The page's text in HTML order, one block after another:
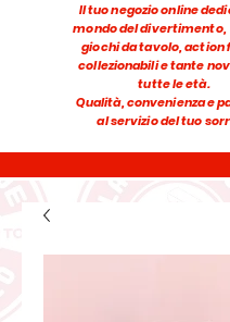
Il tuo negozio online
mondo del divertimento,
giochi da tavolo, action
collezionabili e tante
tutte le età.
Qualità, convenienza e
al servizio del tuo